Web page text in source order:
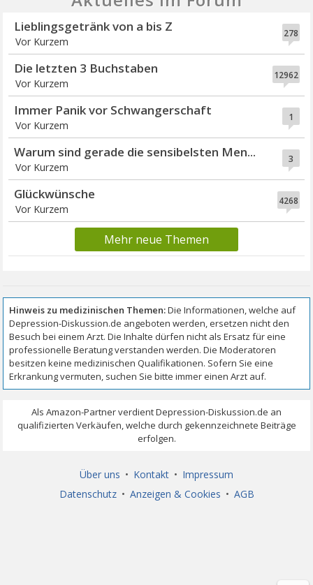
278
Lieblingsgetränk von a bis Z
Vor Kurzem
12962
Die letzten 3 Buchstaben
Vor Kurzem
1
Immer Panik vor Schwangerschaft
Vor Kurzem
3
Warum sind gerade die sensibelsten Men...
Vor Kurzem
4268
Glückwünsche
Vor Kurzem
Mehr neue Themen
Über uns • Kontakt • Impressum
Datenschutz • Anzeigen & Cookies • AGB